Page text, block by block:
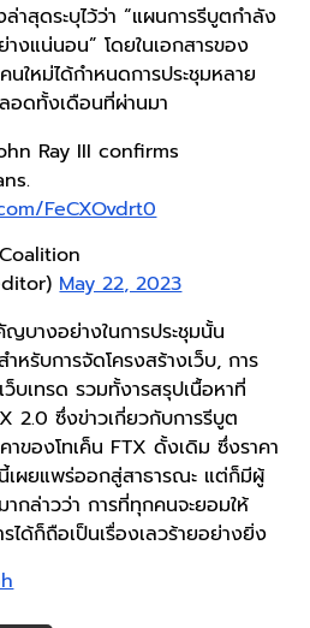
าสุดระบุไว้ว่า “แผนการรีบูตกำลัง
งแน่นอน” โดยในเอกสารของ
นใหม่ได้กำหนดการประชุมหลาย
อดทั้งเดือนที่ผ่านมา
Ray III confirms
FeCXOvdrt0
May 22, 2023
ญบางอย่างในการประชุมนั้น
หรับการจัดโครงสร้างเว็บ, การ
บเทรด รวมทั้งารสรุปเนื้อหาที่
2.0 ซึ่งข่าวเกี่ยวกับการรีบูต
ของโทเค็น FTX ดั้งเดิม ซึ่งราคา
เผยแพร่ออกสู่สาธารณะ แต่ก็มีผู้
กล่าวว่า การที่ทุกคนจะยอมให้
ได้ก็ถือเป็นเรื่องเลวร้ายอย่างยิ่ง